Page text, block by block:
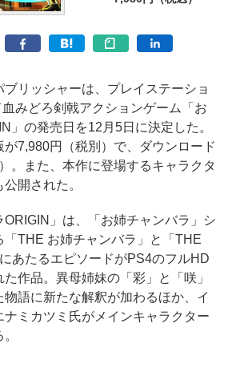
リッシャーは、プレイステーショ
みどろ剣戟アクションゲーム「お
」の発売日を12月5日に決定した。
7,980円（税別）で、ダウンロード
。また、本作に登場するキャラクタ
開された。
」は、「お姉チャンバラ」シ
「THE お姉チャンバラ」と「THE
あたるエピソードがPS4のフルHD
作品。異母姉妹の「彩」と「咲」
語に新たな解釈が加わるほか、イ
ナミカツミ氏がメインキャラクター